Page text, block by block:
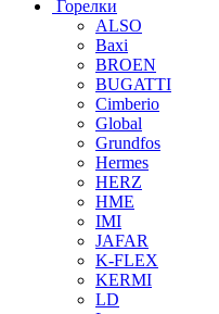
Горелки
ALSO
Baxi
BROEN
BUGATTI
Cimberio
Global
Grundfos
Hermes
HERZ
HME
IMI
JAFAR
K-FLEX
KERMI
LD